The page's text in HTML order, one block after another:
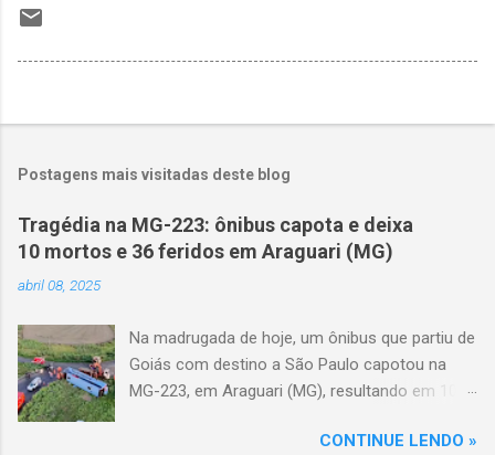
Postagens mais visitadas deste blog
Tragédia na MG-223: ônibus capota e deixa
10 mortos e 36 feridos em Araguari (MG)
abril 08, 2025
Na madrugada de hoje, um ônibus que partiu de
Goiás com destino a São Paulo capotou na
MG-223, em Araguari (MG), resultando em 10
volta das 3h40, próximo ao trevo de Queixinho,
CONTINUE LENDO »